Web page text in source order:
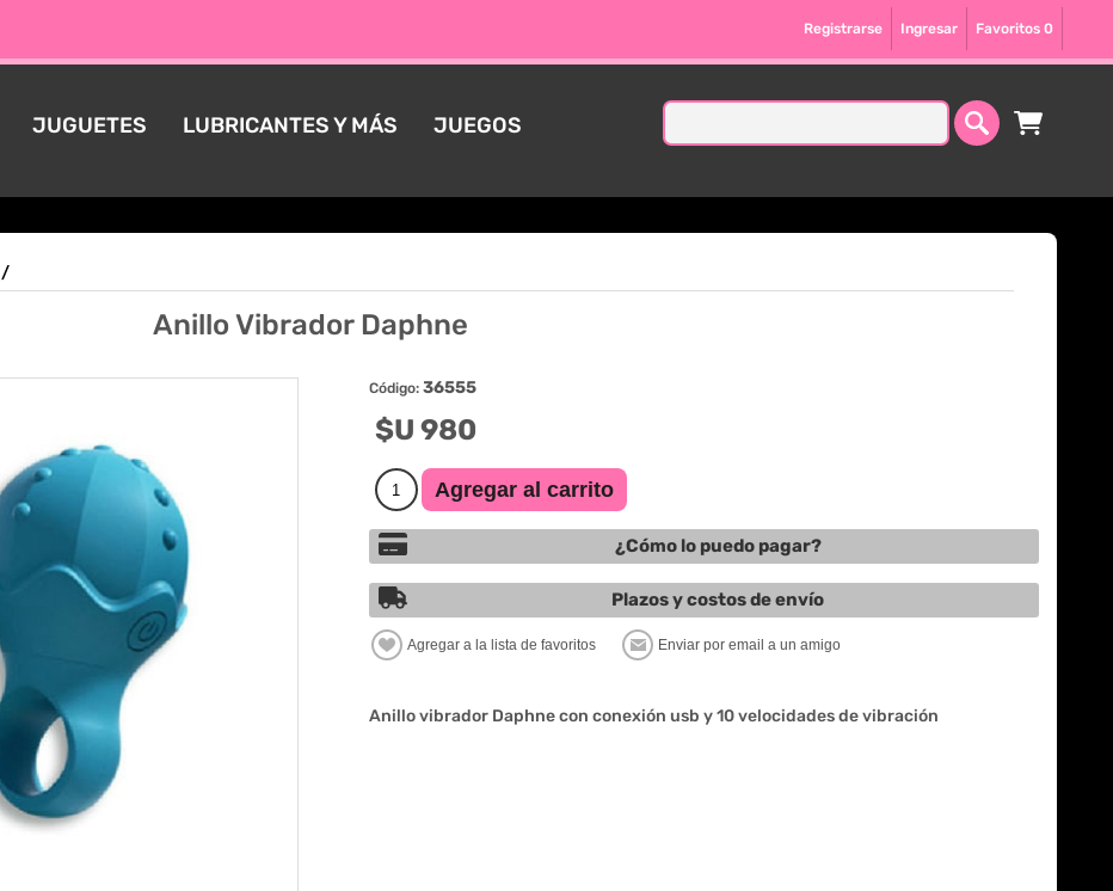
Registrarse Ingresar Favoritos 0
JUGUETES LUBRICANTES Y MÁS JUEGOS
/
Anillo Vibrador Daphne
Código: 36555
$U 980
¿Cómo lo puedo pagar?
Plazos y costos de envío
Anillo vibrador Daphne con conexión usb y 10 velocidades de vibración